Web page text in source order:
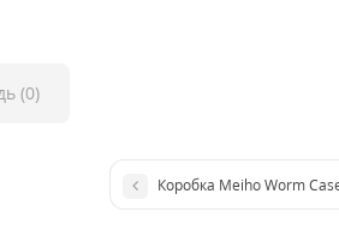
(0)
Коробка Meiho Worm